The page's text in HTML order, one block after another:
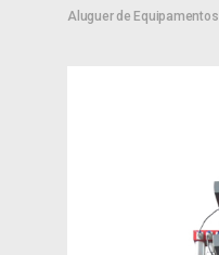
Aluguer de Equipamentos